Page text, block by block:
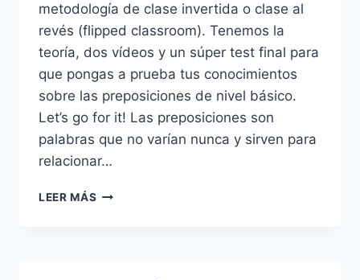
metodología de clase invertida o clase al
revés (flipped classroom). Tenemos la
teoría, dos vídeos y un súper test final para
que pongas a prueba tus conocimientos
sobre las preposiciones de nivel básico.
Let’s go for it! Las preposiciones son
palabras que no varían nunca y sirven para
relacionar…
LEER MÁS PREPOSICIONES